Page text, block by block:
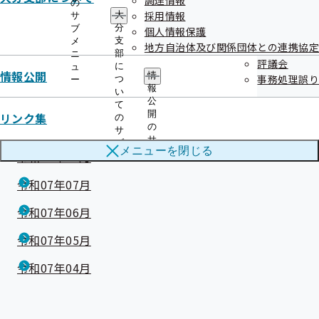
の
サ
ブ
メ
ニ
ュ
ー
大
分
支
部
に
つ
い
て
の
サ
ブ
メ
採用情報
個人情報保護
地方自治体及び関係団体との連携協定
情報公開
情
報
公
開
の
サ
ブ
メ
評議会
事務処理誤り
リンク集
メニューを閉じる
令和08年01月
令和07年12月
令和07年11月
令和07年10月
令和07年09月
令和07年08月
令和07年07月
令和07年06月
令和07年05月
令和07年04月